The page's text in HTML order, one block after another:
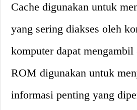
Cache digunakan untuk
yang sering diakses oleh
komputer dapat mengambil
ROM digunakan untuk
informasi penting yang